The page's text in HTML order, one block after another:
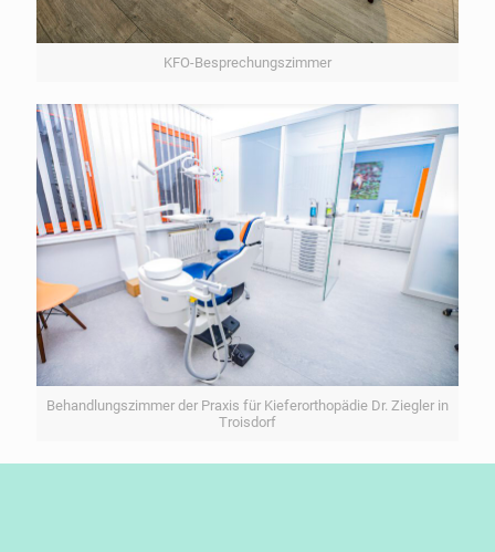
KFO-Besprechungszimmer
Behandlungszimmer der Praxis für Kieferorthopädie Dr. Ziegler in
Troisdorf